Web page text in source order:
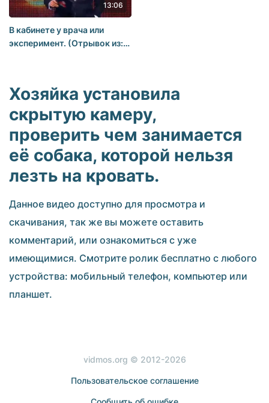
13:06
В кабинете у врача или
эксперимент. (Отрывок из:
Хозяйка установила
скрытую камеру,
проверить чем занимается
её собака, которой нельзя
лезть на кровать.
Данное видео доступно для просмотра и
скачивания, так же вы можете оставить
комментарий, или ознакомиться с уже
имеющимися. Смотрите ролик бесплатно с любого
устройства: мобильный телефон, компьютер или
планшет.
vidmos.org © 2012-2026
Пользовательское соглашение